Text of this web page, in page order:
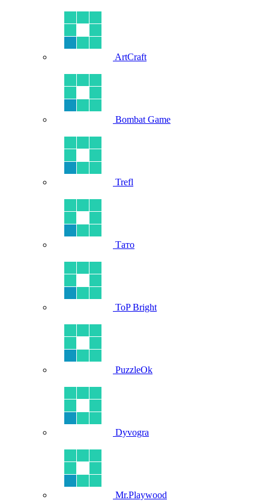
ArtCraft
Bombat Game
Trefl
Тато
ToP Bright
PuzzleOk
Dyvogra
Mr.Playwood